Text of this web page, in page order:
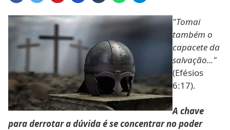
"Tomai
também o
capacete da
salvação..."
(Efésios
6:17).
A chave
para derrotar a dúvida é se concentrar no poder